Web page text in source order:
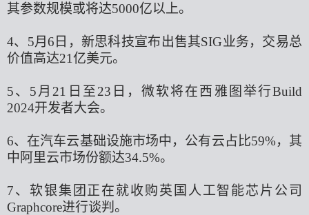
其参数规模或将达5000亿以上。
4、5月6日，新思科技宣布出售其SIG业务，交易总
价值高达21亿美元。
5、5月21日至23日，微软将在西雅图举行Build
2024开发者大会。
6、在汽车云基础设施市场中，公有云占比59%，其
中阿里云市场份额达34.5%。
7、软银集团正在就收购英国人工智能芯片公司
Graphcore进行谈判。